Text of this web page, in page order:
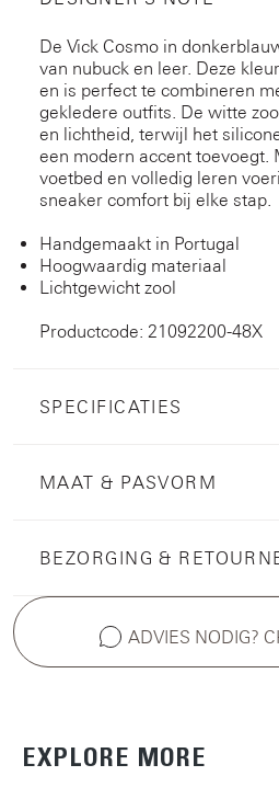
De Vick Cosmo in
van nubuck en leer. Deze
en is perfect te combineren
gekledere outfits. De witte
en lichtheid, terwijl het
een modern accent toevoegt.
voetbed en volledig leren
sneaker comfort bij elke stap.
Handgemaakt in Portugal
Hoogwaardig materiaal
Lichtgewicht zool
Productcode: 21092200-48X
SPECIFICATIES
MAAT & PASVORM
BEZORGING &
ADVIES NODIG?
EXPLORE MORE